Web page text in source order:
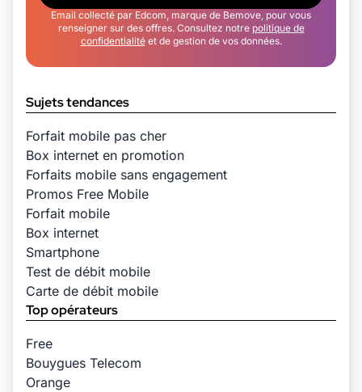
Email collecté par Edcom, marque de Bemove, pour vous
renseigner sur des offres. Consultez notre politique de
confidentialitéet de gestion de vos données.
Sujets tendances
Forfait mobile pas cher
Box internet en promotion
Forfaits mobile sans engagement
Promos Free Mobile
Forfait mobile
Box internet
Smartphone
Test de débit mobile
Carte de débit mobile
Top opérateurs
Free
Bouygues Telecom
Orange